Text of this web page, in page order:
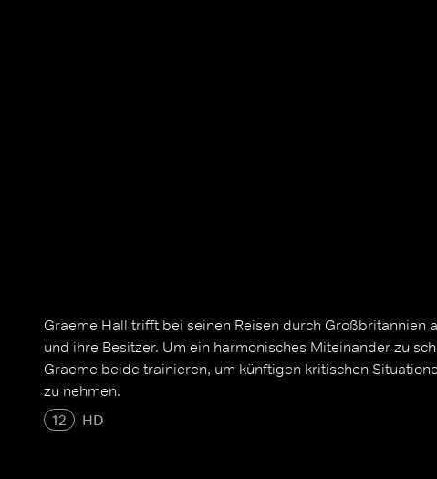
Graeme Hall trifft bei seinen Reisen durch Großbritannien
und ihre Besitzer. Um ein harmonisches Miteinander zu
Graeme beide trainieren, um künftigen kritischen
zu nehmen.
12
HD